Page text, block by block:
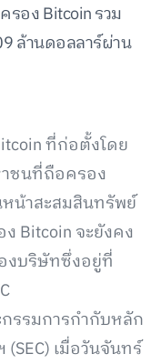
อง Bitcoin รวม
ล้านดอลลาร์ผ่าน
ที่ก่อตั้งโดย
าชนที่ถือครอง
หน้าสะสมสินทรัพย์
Bitcoin จะยังคง
งบริษัทซึ่งอยู่ที่
รรมการกำกับหลัก
เมื่อวันจันทร์